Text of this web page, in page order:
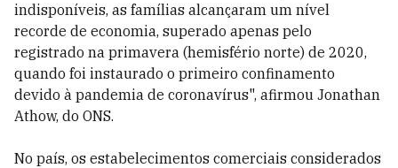
indisponíveis, as famílias alcançaram um nível
recorde de economia, superado apenas pelo
registrado na primavera (hemisfério norte) de 2020,
quando foi instaurado o primeiro confinamento
devido à pandemia de coronavírus", afirmou Jonathan
Athow, do ONS.
No país, os estabelecimentos comerciais considerados